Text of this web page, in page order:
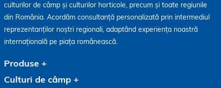
culturilor de câmp și culturilor horticole, precum și toate regiunile
din România. Acordăm consultanță personalizată prin intermediul
reprezentanților noștri regionali, adaptând experiența noastră
internațională pe piața românească.
Produse
Culturi de câmp